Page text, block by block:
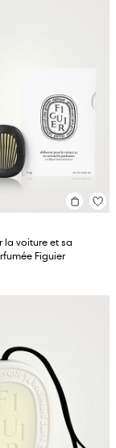
la voiture et sa
Figuier